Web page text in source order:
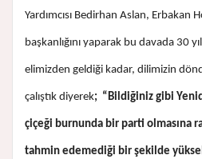
Yardımcısı Bedirhan Aslan, Erbakan
başkanlığını yaparak bu davada 30
elimizden geldiği kadar, dilimizin
çalıştık diyerek; “Bildiğiniz gibi
çiçeği burnunda bir parti olmasına
tahmin edemediği bir şekilde